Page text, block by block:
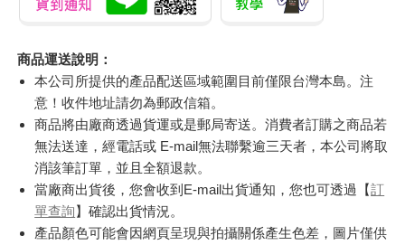
商品運送說明：
本公司所提供的產品配送區域範圍目前僅限台灣本島。注
意！收件地址請勿為郵政信箱。
商品將由廠商透過貨運或是郵局寄送。消費者訂購之商品若
無法送達，經電話或 E-mail無法聯繫逾三天者，本公司將取
消該筆訂單，並且全額退款。
當廠商出貨後，您會收到E-mail出貨通知，您也可透過【訂
單查詢】確認出貨情況。
產品顏色可能會因網頁呈現與拍攝關係產生色差，圖片僅供